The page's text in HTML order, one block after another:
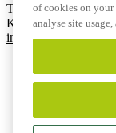
T
+32 2290 6206
Klantenservice:
info@mylife-
of cookies on
analyse site